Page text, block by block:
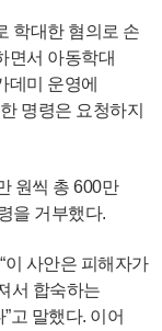
학대한 혐의로 손
면서 아동학대
데미 운영에
명령은 요청하지
원씩 총 600만
을 거부했다.
이 사안은 피해자가
서 합숙하는
고 말했다. 이어